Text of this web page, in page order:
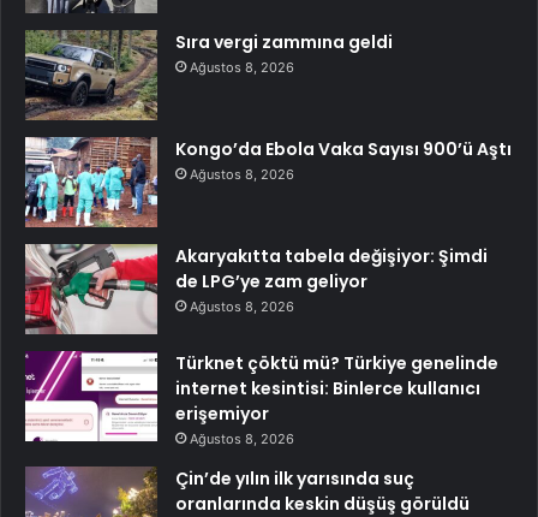
Sıra vergi zammına geldi
Ağustos 8, 2026
Kongo’da Ebola Vaka Sayısı 900’ü Aştı
Ağustos 8, 2026
Akaryakıtta tabela değişiyor: Şimdi
de LPG’ye zam geliyor
Ağustos 8, 2026
Türknet çöktü mü? Türkiye genelinde
internet kesintisi: Binlerce kullanıcı
erişemiyor
Ağustos 8, 2026
Çin’de yılın ilk yarısında suç
oranlarında keskin düşüş görüldü